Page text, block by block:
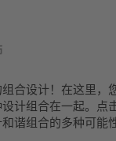
合设计！在这里，
计组合在一起。点
谐组合的多种可能性